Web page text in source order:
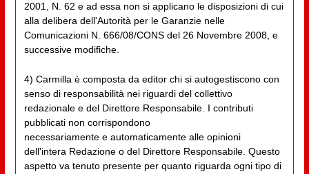
2001, N. 62 e ad essa non si applicano le disposizioni di cui
alla delibera dell'Autorità per le Garanzie nelle
Comunicazioni N. 666/08/CONS del 26 Novembre 2008, e
successive modifiche.
4) Carmilla è composta da editor chi si autogestiscono con
senso di responsabilità nei riguardi del collettivo
redazionale e del Direttore Responsabile. I contributi
pubblicati non corrispondono
necessariamente e automaticamente alle opinioni
dell'intera Redazione o del Direttore Responsabile. Questo
aspetto va tenuto presente per quanto riguarda ogni tipo di